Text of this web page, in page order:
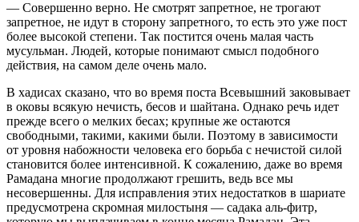
— Совершенно верно. Не смотрят запретное, не трогают
запретное, не идут в сторону запретного, то есть это уже пост
более высокой степени. Так постится очень малая часть
мусульман. Людей, которые понимают смысл подобного
действия, на самом деле очень мало.
В хадисах сказано, что во время поста Всевышний заковывает
в оковы всякую нечисть, бесов и шайтана. Однако речь идет
прежде всего о мелких бесах; крупные же остаются
свободными, такими, какими были. Поэтому в зависимости
от уровня набожности человека его борьба с нечистой силой
становится более интенсивной. К сожалению, даже во время
Рамадана многие продолжают грешить, ведь все мы
несовершенны. Для исправления этих недостатков в шариате
предусмотрена скромная милостыня — садака аль-фитр,